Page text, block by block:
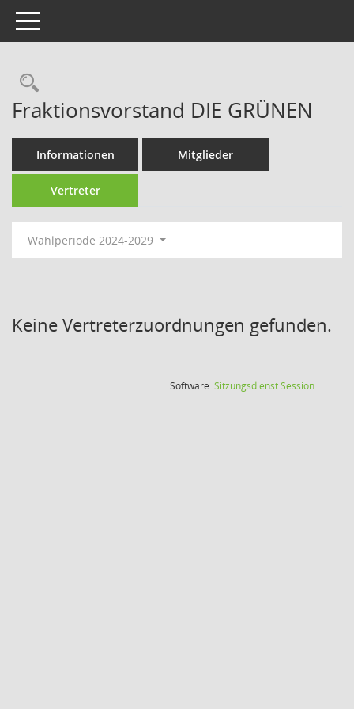
Toggle navigation
Rechercheauswahl
Fraktionsvorstand DIE GRÜNEN
Informationen Mitglieder
Vertreter
Wahlperiode 2024-2029
Keine Vertreterzuordnungen gefunden.
Software:SitzungsdienstSession(Wird in